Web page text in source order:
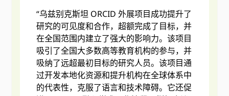
“乌兹别克斯坦 ORCID 外展项目成功提升了
研究的可见度和合作，超额完成了目标，并
在全国范围内建立了强大的影响力。该项目
吸引了全国大多数高等教育机构的参与，并
吸纳了远超最初目标的研究人员。该项目通
过开发本地化资源和提升机构在全球体系中
的代表性，克服了语言和技术障碍。它还促